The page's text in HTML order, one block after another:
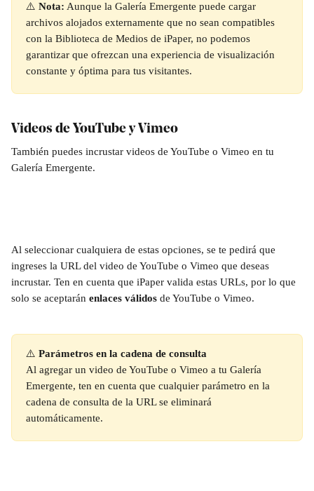
⚠️ Nota: Aunque la Galería Emergente puede cargar
archivos alojados externamente que no sean compatibles
con la Biblioteca de Medios de iPaper, no podemos
garantizar que ofrezcan una experiencia de visualización
constante y óptima para tus visitantes.
Videos de YouTube y Vimeo
También puedes incrustar videos de YouTube o Vimeo en tu
Galería Emergente.
Al seleccionar cualquiera de estas opciones, se te pedirá que
ingreses la URL del video de YouTube o Vimeo que deseas
incrustar. Ten en cuenta que iPaper valida estas URLs, por lo que
solo se aceptarán enlaces válidos de YouTube o Vimeo.
⚠️ Parámetros en la cadena de consulta
Al agregar un video de YouTube o Vimeo a tu Galería
Emergente, ten en cuenta que cualquier parámetro en la
cadena de consulta de la URL se eliminará
automáticamente.